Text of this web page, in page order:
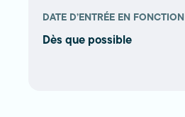
DATE D’ENTRÉE EN FONCTION
Dès que possible